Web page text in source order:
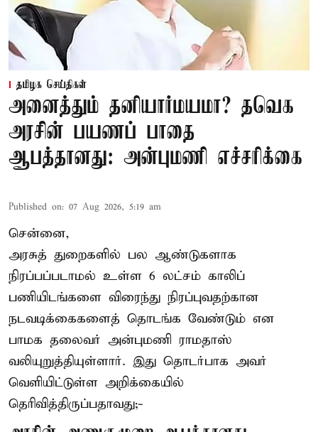
தமிழக செய்திகள்
அனைத்தும் தனியார்மயமா? தவெக
அரசின் பயணப் பாதை
ஆபத்தானது: அன்புமணி எச்சரிக்கை
Published on: 07 Aug 2026, 5:19 am
சென்னை,
அரசுத் துறைகளில் பல ஆண்டுகளாக
நிரப்பப்படாமல் உள்ள 6 லட்சம் காலிப்
பணியிடங்களை விரைந்து நிரப்புவதற்கான
நடவடிக்கைகளைத் தொடங்க வேண்டும் என
பாமக தலைவர் அன்புமணி ராமதாஸ்
வலியுறுத்தியுள்ளார். இது தொடர்பாக அவர்
வெளியிட்டுள்ள அறிக்கையில்
தெரிவித்திருப்பதாவது;-